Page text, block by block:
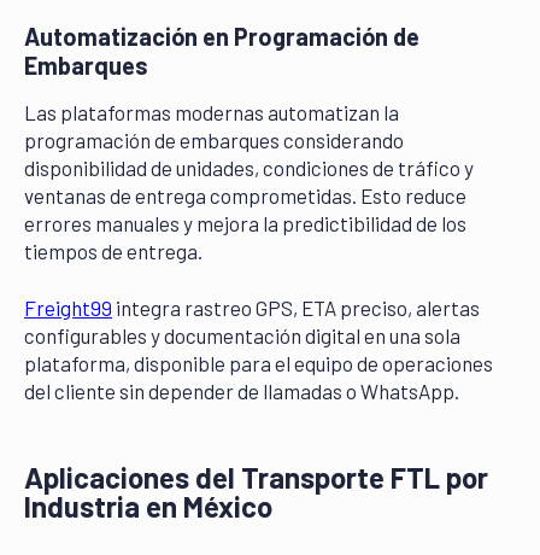
Automatización en Programación de
Embarques
Las plataformas modernas automatizan la
programación de embarques considerando
disponibilidad de unidades, condiciones de tráfico y
ventanas de entrega comprometidas. Esto reduce
errores manuales y mejora la predictibilidad de los
tiempos de entrega.
Freight99 integra rastreo GPS, ETA preciso, alertas
configurables y documentación digital en una sola
plataforma, disponible para el equipo de operaciones
del cliente sin depender de llamadas o WhatsApp.
Aplicaciones del Transporte FTL por
Industria en México